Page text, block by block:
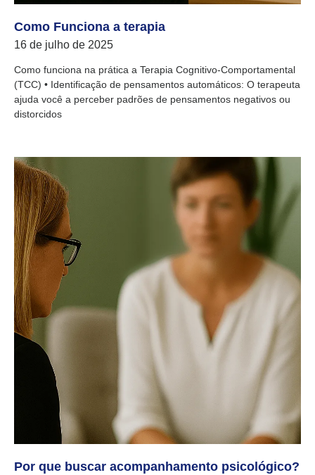
Como Funciona a terapia
16 de julho de 2025
Como funciona na prática a Terapia Cognitivo-Comportamental
(TCC) • Identificação de pensamentos automáticos: O terapeuta
ajuda você a perceber padrões de pensamentos negativos ou
distorcidos
Por que buscar acompanhamento psicológico?